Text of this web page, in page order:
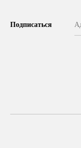
Подписаться